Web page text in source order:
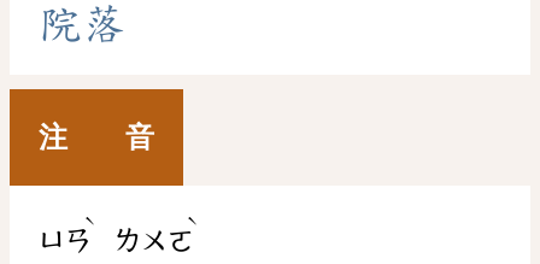
院落
注 音
ㄩㄢ
ˋ
ㄌㄨㄛ
ˋ